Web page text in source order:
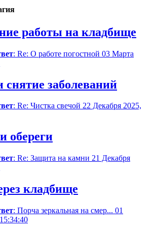
работы на кладбище
: Re: О работе погостной 03 Марта
заболеваний
: Re: Чистка свечой 22 Декабря 2025,
обереги
: Re: Защита на камни 21 Декабря
кладбище
: Порча зеркальная на смер... 01